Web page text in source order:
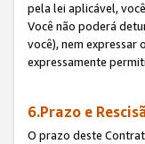
pela lei aplicável,
Você não poderá
você), nem expressar
expressamente
6.Prazo e
O prazo deste